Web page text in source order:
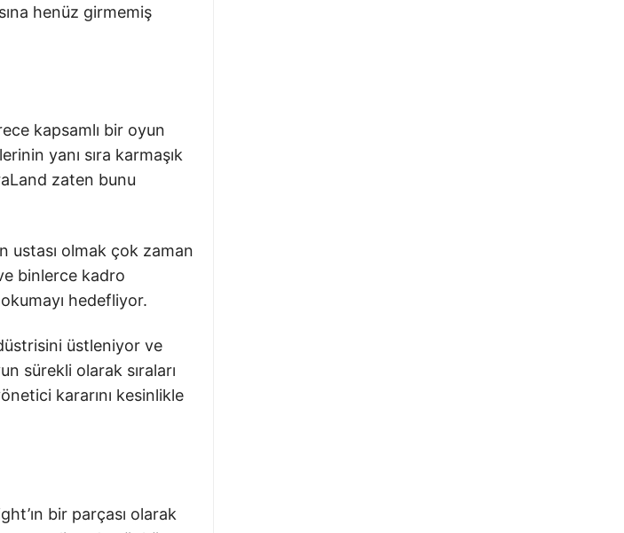
henüz girmemiş
kapsamlı bir oyun
yanı sıra karmaşık
zaten bunu
ustası olmak çok zaman
binlerce kadro
hedefliyor.
üstleniyor ve
sürekli olarak sıraları
kararını kesinlikle
bir parçası olarak